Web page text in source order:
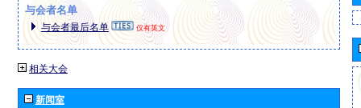
与会者名单
与会者最后名单 仅有英文
相关大会
新闻室